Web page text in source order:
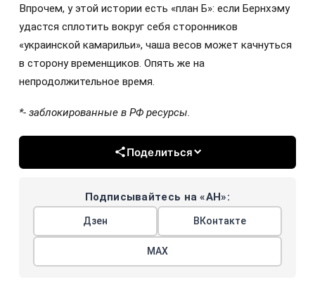
Впрочем, у этой истории есть «план Б»: если Бернхэму
удастся сплотить вокруг себя сторонников
«украинской камарильи», чаша весов может качнуться
в сторону временщиков. Опять же на
непродолжительное время.
*- заблокированные в РФ ресурсы.
Поделиться
Подписывайтесь на «АН»:
Дзен ВКонтакте
МАХ